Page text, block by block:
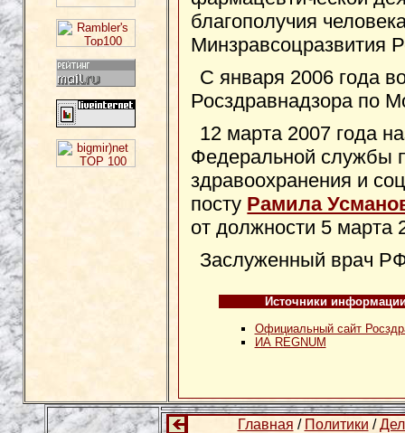
благополучия
Минзравсоцразвития
С января 2006 года
Росздравнадзора по
12 марта 2007 года
Федеральной службы
здравоохранения и
посту Рамила
от должности 5 марта
Заслуженный врач
Источники
Официальный сайт
ИА REGNUM
Главная / Политики /